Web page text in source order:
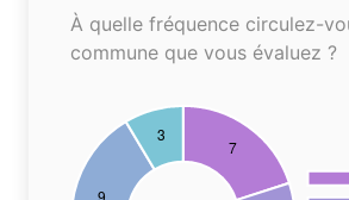
À quelle fréquence circulez-
commune que vous évaluez ?